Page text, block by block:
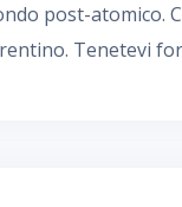
post-atomico.
Tenetevi